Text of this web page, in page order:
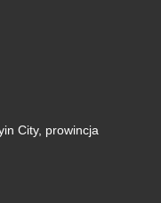
City, prowincja